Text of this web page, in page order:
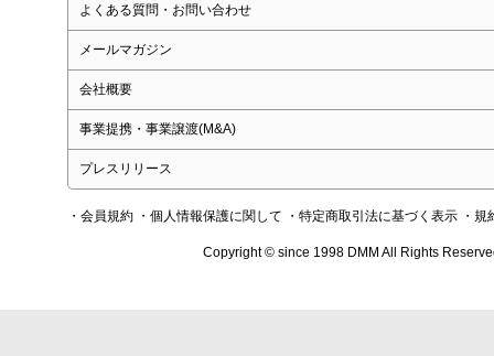
よくある質問・お問い合わせ
メールマガジン
会社概要
事業提携・事業譲渡(M&A)
プレスリリース
・会員規約 ・個人情報保護に関して ・特定商取引法に基づく表示 ・規
Copyright © since 1998 DMM All Rights